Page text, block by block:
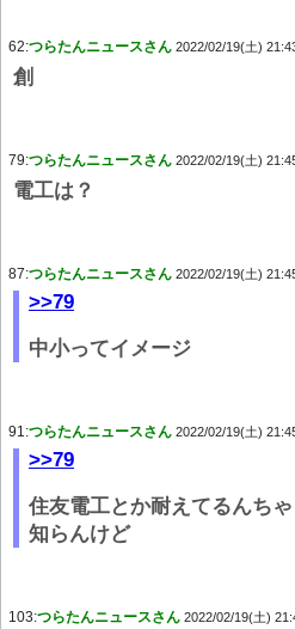
62:つらたんニュースさん 2022/02/19(土)
創
79:つらたんニュースさん 2022/02/19(土)
電工は？
87:つらたんニュースさん 2022/02/19(土)
>>79
中小ってイメージ
91:つらたんニュースさん 2022/02/19(土)
>>79
住友電工とか耐えてるんちゃ
知らんけど
103:つらたんニュースさん 2022/02/19(土)